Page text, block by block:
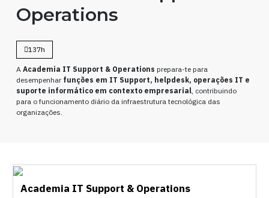
Operations
137h
A Academia IT Support & Operations prepara-te para
desempenhar funções em IT Support, helpdesk, operações IT e
suporte informático em contexto empresarial, contribuindo
para o funcionamento diário da infraestrutura tecnológica das
organizações.
Academia IT Support & Operations